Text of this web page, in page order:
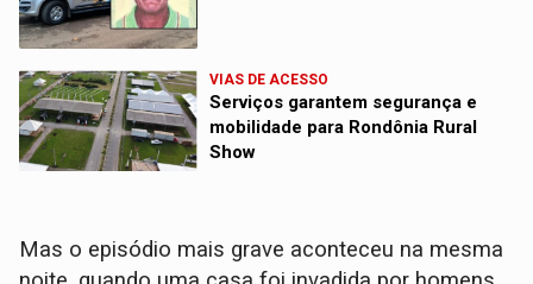
VIAS DE ACESSO
Serviços garantem segurança e
mobilidade para Rondônia Rural
Show
Mas o episódio mais grave aconteceu na mesma